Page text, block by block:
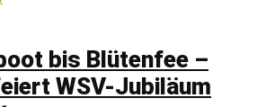
bis Blütenfee –
WSV-Jubiläum